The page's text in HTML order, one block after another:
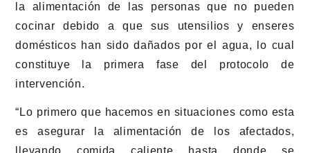
la alimentación de las personas que no pueden
cocinar debido a que sus utensilios y enseres
domésticos han sido dañados por el agua, lo cual
constituye la primera fase del protocolo de
intervención.
“Lo primero que hacemos en situaciones como esta
es asegurar la alimentación de los afectados,